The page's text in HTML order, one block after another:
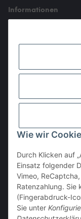
Informationen
Wie wir
Durch Klicken auf
Einsatz folgender
Vimeo,
Ratenzahlung. Sie
(Fingerabdruck-
Sie unter